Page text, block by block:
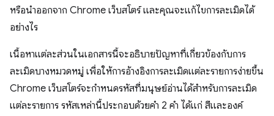
หรือนำออกจาก Chrome เว็บสโตร์ และคุณจะแก้ไขการละเมิดได้
อย่างไร
เนื้อหาแต่ละส่วนในเอกสารนี้จะอธิบายปัญหาที่เกี่ยวข้องกับการ
ละเมิดบางหมวดหมู่ เพื่อให้การอ้างอิงการละเมิดแต่ละรายการง่ายขึ้น
Chrome เว็บสโตร์จะกำหนดรหัสที่มนุษย์อ่านได้สำหรับการละเมิด
แต่ละรายการ รหัสเหล่านี้ประกอบด้วยคำ 2 คำ ได้แก่ สีและองค์